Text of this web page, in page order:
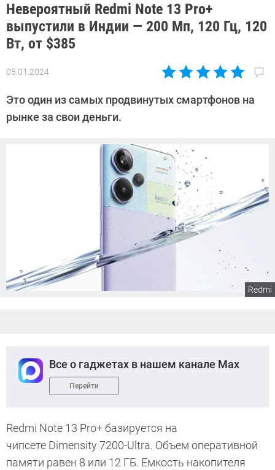
Невероятный Redmi Note 13 Pro+
выпустили в Индии — 200 Мп, 120 Гц, 120
Вт, от $385
05.01.2024
Автор:
Калашников
Это один из самых продвинутых смартфонов на
рынке за свои деньги.
Redmi
Все о гаджетах в нашем канале Max
Перейти
Redmi Note 13 Pro+ базируется на
чипсете Dimensity 7200-Ultra. Объем оперативной
памяти равен 8 или 12 ГБ. Емкость накопителя